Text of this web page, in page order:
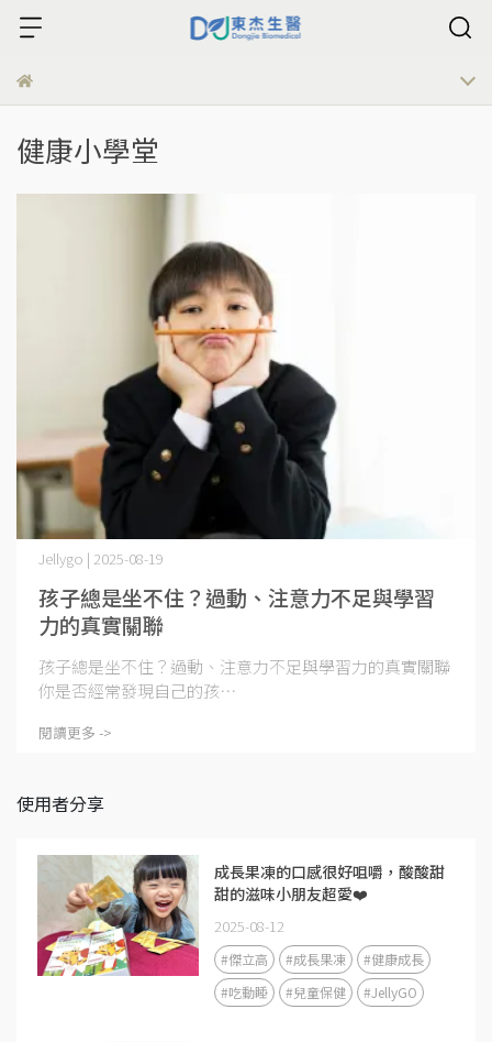
健康小學堂
孩子總是坐不住？過動、注意力不足與學習
力的真實關聯
Jellygo | 2025-08-19
孩子總是坐不住？過動、注意力不足與學習力的真實關聯
你是否經常發現自己的孩⋯
閱讀更多 ->
使用者分享
成長果凍的口感很好咀嚼，酸酸甜
甜的滋味小朋友超愛❤️
2025-08-12
#傑立高 #成長果凍
#健康成長
#吃動睡
#兒童保健 #JellyGO